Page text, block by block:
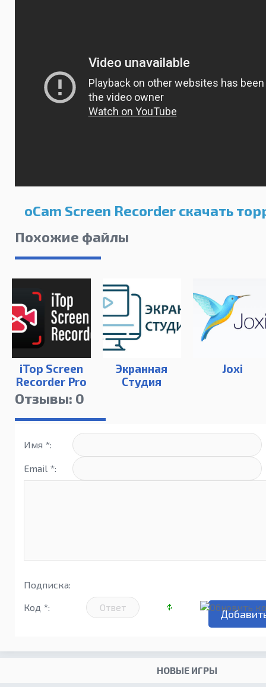
oCam Screen Recorder скачать
Похожие файлы
iTop Screen
Recorder Pro
Экранная
Студия
Joxi
Отзывы: 0
Имя *:
Email *:
Подписка:
Код *:
НОВЫЕ ИГРЫ